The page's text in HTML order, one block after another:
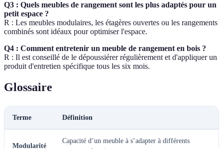
Q3 : Quels meubles de rangement sont les plus adaptés pour un
petit espace ?
R : Les meubles modulaires, les étagères ouvertes ou les rangements
combinés sont idéaux pour optimiser l'espace.
Q4 : Comment entretenir un meuble de rangement en bois ?
R : Il est conseillé de le dépoussiérer régulièrement et d'appliquer un
produit d'entretien spécifique tous les six mois.
Glossaire
Terme Définition
Modularité
Capacité d’un meuble à s’adapter à différents